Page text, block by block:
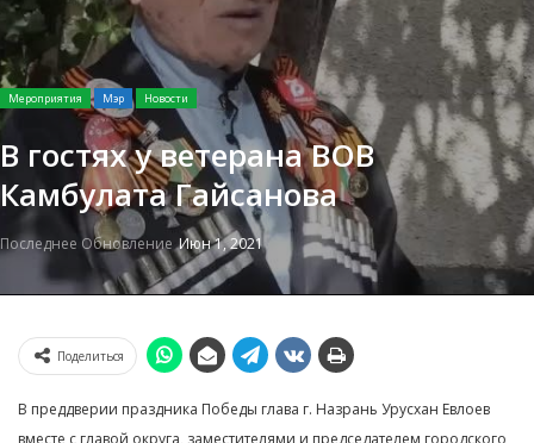
Мероприятия Мэр Новости
В гостях у ветерана ВОВ
Камбулата Гайсанова
Последнее ОбновлениеИюн 1, 2021
Поделиться
В преддверии праздника Победы глава г. Назрань Урусхан Евлоев
вместе с главой округа, заместителями и председателем городского